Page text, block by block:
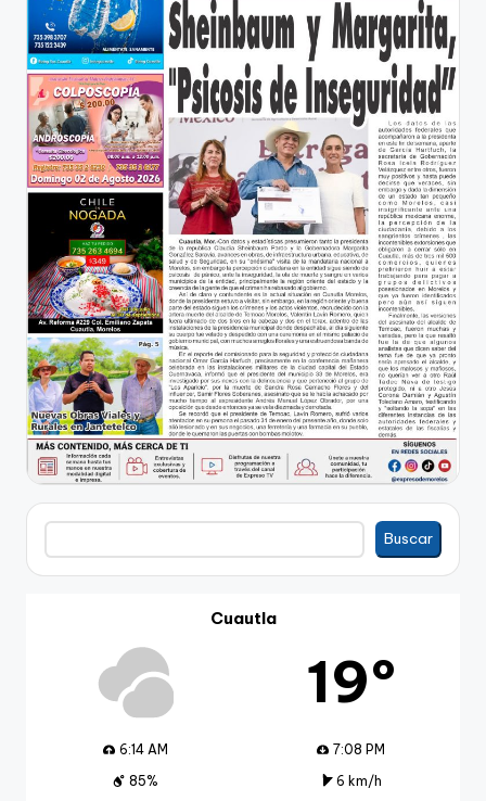
Buscar
Buscar
Cuautla
19º
6:14 AM
7:08 PM
85%
6 km/h